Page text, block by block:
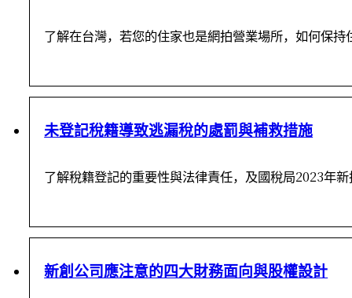
了解在台灣，若您的住家也是網拍營業場所，如何保
未登記稅籍導致逃漏稅的處罰與補救措施
了解稅籍登記的重要性與法律責任，及國稅局2023年
新創公司應注意的四大財務面向與股權設計